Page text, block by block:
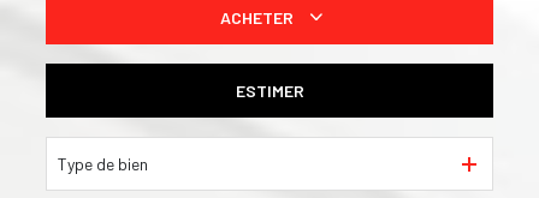
ACHETER
ESTIMER
Type de bien